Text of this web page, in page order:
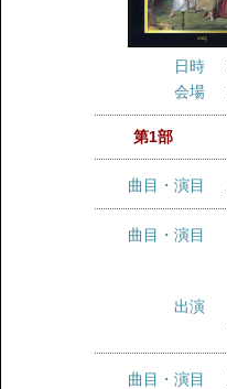
日時
会場
第1部
曲目・演目
曲目・演目
出演
曲目・演目